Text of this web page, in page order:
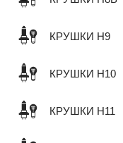
КРУШКИ H9
КРУШКИ H10
КРУШКИ H11